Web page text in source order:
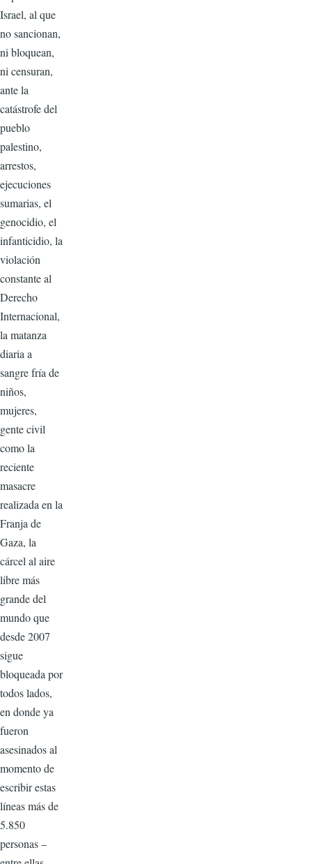
Israel, al que
no sancionan,
ni bloquean,
ni censuran,
ante la
catástrofe del
pueblo
palestino,
arrestos,
ejecuciones
sumarias, el
genocidio, el
infanticidio, la
violación
constante al
Derecho
Internacional,
la matanza
diaria a
sangre fría de
niños,
mujeres,
gente civil
como la
reciente
masacre
realizada en la
Franja de
Gaza, la
cárcel al aire
libre más
grande del
mundo que
desde 2007
sigue
bloqueada por
todos lados,
en donde ya
fueron
asesinados al
momento de
escribir estas
líneas más de
5.850
personas –